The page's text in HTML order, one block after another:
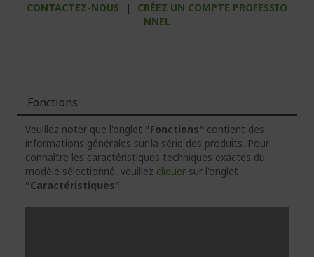
CONTACTEZ-NOUS |
CRÉEZ UN COMPTE PROFESSIO
NNEL
Fonctions
Veuillez noter que l'onglet "Fonctions" contient des
informations générales sur la série des produits. Pour
connaître les caractéristiques techniques exactes du
modèle sélectionné, veuillez cliquer sur l'onglet
"Caractéristiques".